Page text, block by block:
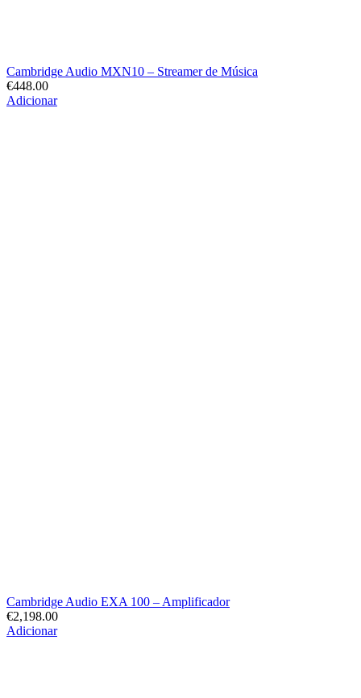
Cambridge Audio MXN10 – Streamer de Música
€448.00
Adicionar
Cambridge Audio EXA 100 – Amplificador
€2,198.00
Adicionar